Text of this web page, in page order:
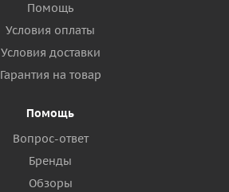
Помощь
Условия оплаты
Условия доставки
Гарантия на товар
Помощь
Вопрос-ответ
Бренды
Обзоры